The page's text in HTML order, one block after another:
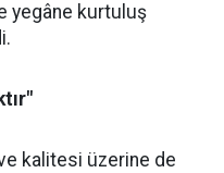
yegâne kurtuluş
kalitesi üzerine de